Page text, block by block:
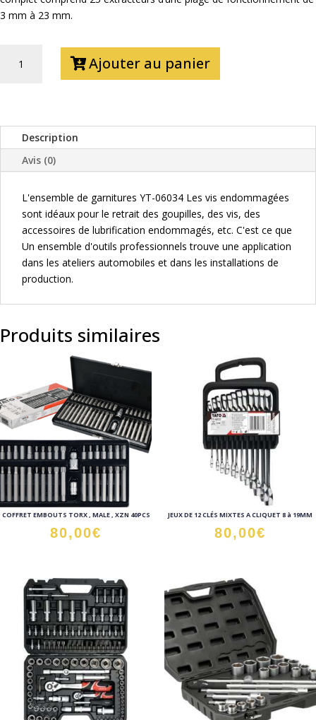
3 mm à 23 mm.
25PCS
Ajouter au panier
Description
Avis (0)
L'ensemble de garnitures YT-06034 Les vis endommagées
sont idéaux pour le retrait des goupilles, des vis, des
accessoires de lubrification endommagés, etc. C'est ce que
Un ensemble d'outils professionnels trouve une application
dans les ateliers automobiles et dans les installations de
production.
Produits similaires
COFFRET EMBOUTS TORX , MALE , XZN 40PCS
80,00€
JEUX DE 12 CLÉS MIXTES A CLIQUET 8 à 19MM
80,00€